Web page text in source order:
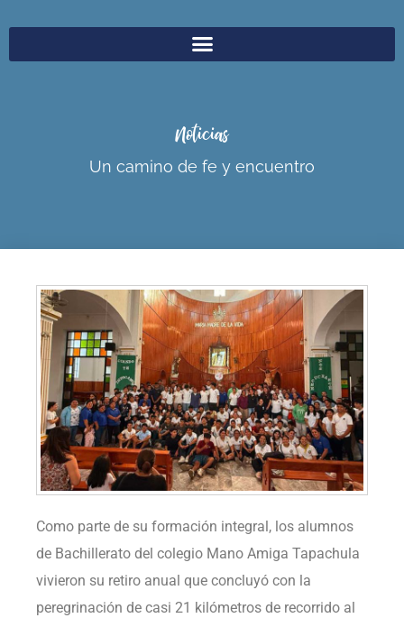
Noticias
Un camino de fe y encuentro
Como parte de su formación integral, los alumnos
de Bachillerato del colegio Mano Amiga Tapachula
vivieron su retiro anual que concluyó con la
peregrinación de casi 21 kilómetros de recorrido al